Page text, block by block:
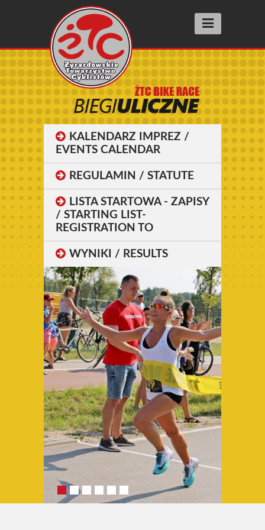
Aktualności
Wyścigi racing
SUPER PRESTIGE
FIT RACE
SZOSOMANNIA
INNE WYŚCIGI
BIEGI ULICZNE street running
Wyniki
Archiwum 2025
Archiwum 2024
Archiwum 2023
Archiwum 2022
Archiwum 2021
Archiwum 2020
Archiwum 2019
Fotogaleria
Polecamy
Informacje
Pomoc
KALENDARZ IMPREZ /
EVENTS CALENDAR
REGULAMIN / STATUTE
LISTA STARTOWA - ZAPISY
/ STARTING LIST-
REGISTRATION TO
WYNIKI / RESULTS